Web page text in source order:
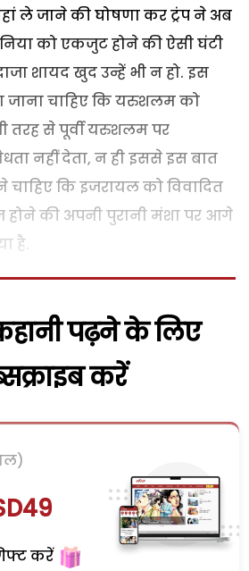
ले जाने की घोषणा कर ट्रंप ने अब
को एकजुट होने की ऐसी घंटी
शायद खुद उन्हें भी न हो. इस
जाना चाहिए कि यरुशलम को
तरह से पूर्वी यरुशलम पर
नहीं देता, न ही इससे इस बात
कि इजरायल को विवादित
होने की अपनी पुरानी मंशा पर आगे
है.
पढ़ने के लिए
करें
करें